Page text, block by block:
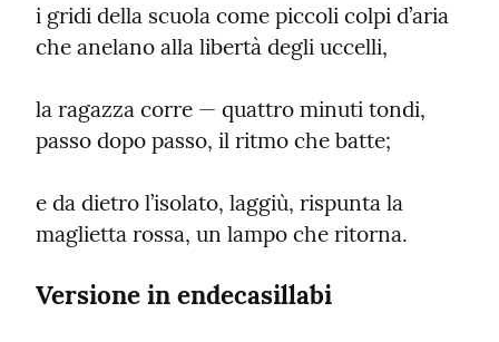
i gridi della scuola come piccoli colpi d’aria
che anelano alla libertà degli uccelli,
la ragazza corre — quattro minuti tondi,
passo dopo passo, il ritmo che batte;
e da dietro l’isolato, laggiù, rispunta la
maglietta rossa, un lampo che ritorna.
Versione in endecasillabi